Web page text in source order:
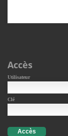
Accès
Utilisateur
Clé
Accès